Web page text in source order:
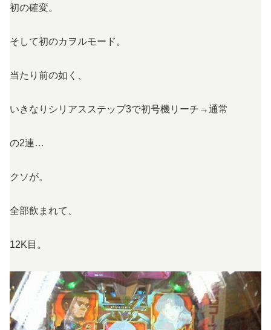
初の確変。
そして初のカヲルモード。
当たり前の如く、
いきなりシリアスステップ3で初号機リーチ→通常
の2連…
クソが。
全部飲まれて、
12K目。